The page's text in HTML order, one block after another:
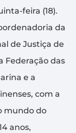
feira (18).
da
de Justiça de
Federação das
e a
com a
mundo do
anos,